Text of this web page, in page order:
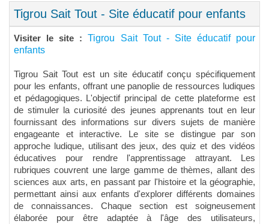
Tigrou Sait Tout - Site éducatif pour enfants
Visiter le site :Tigrou Sait Tout - Site éducatif pour
enfants
Tigrou Sait Tout est un site éducatif conçu spécifiquement
pour les enfants, offrant une panoplie de ressources ludiques
et pédagogiques. L'objectif principal de cette plateforme est
de stimuler la curiosité des jeunes apprenants tout en leur
fournissant des informations sur divers sujets de manière
engageante et interactive. Le site se distingue par son
approche ludique, utilisant des jeux, des quiz et des vidéos
éducatives pour rendre l'apprentissage attrayant. Les
rubriques couvrent une large gamme de thèmes, allant des
sciences aux arts, en passant par l'histoire et la géographie,
permettant ainsi aux enfants d'explorer différents domaines
de connaissances. Chaque section est soigneusement
élaborée pour être adaptée à l'âge des utilisateurs,